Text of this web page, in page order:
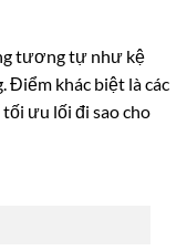
tương tự như kệ
Điểm khác biệt là các
ưu lối đi sao cho